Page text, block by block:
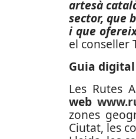
artesà
sector, que
i que
el conseller
Guia digital
Les Rutes
web
zones
Ciutat, les